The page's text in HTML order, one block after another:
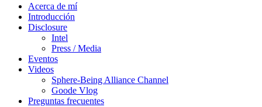
Acerca de mí
Introducción
Disclosure
Intel
Press / Media
Eventos
Videos
Sphere-Being Alliance Channel
Goode Vlog
Preguntas frecuentes